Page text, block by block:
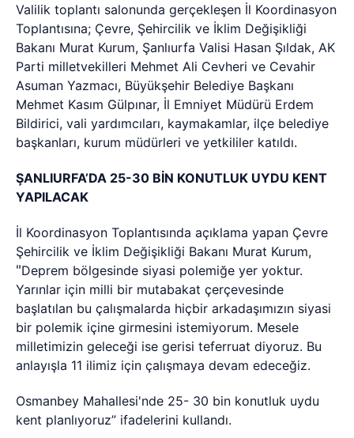
Valilik toplantı salonunda gerçekleşen İl Koordinasyon
Toplantısına; Çevre, Şehircilik ve İklim Değişikliği
Bakanı Murat Kurum, Şanlıurfa Valisi Hasan Şıldak, AK
Parti milletvekilleri Mehmet Ali Cevheri ve Cevahir
Asuman Yazmacı, Büyükşehir Belediye Başkanı
Mehmet Kasım Gülpınar, İl Emniyet Müdürü Erdem
Bildirici, vali yardımcıları, kaymakamlar, ilçe belediye
başkanları, kurum müdürleri ve yetkililer katıldı.
ŞANLIURFA’DA 25-30 BİN KONUTLUK UYDU KENT
YAPILACAK
İl Koordinasyon Toplantısında açıklama yapan Çevre
Şehircilik ve İklim Değişikliği Bakanı Murat Kurum,
"Deprem bölgesinde siyasi polemiğe yer yoktur.
Yarınlar için milli bir mutabakat çerçevesinde
başlatılan bu çalışmalarda hiçbir arkadaşımızın siyasi
bir polemik içine girmesini istemiyorum. Mesele
milletimizin geleceği ise gerisi teferruat diyoruz. Bu
anlayışla 11 ilimiz için çalışmaya devam edeceğiz.
Osmanbey Mahallesi'nde 25- 30 bin konutluk uydu
kent planlıyoruz” ifadelerini kullandı.